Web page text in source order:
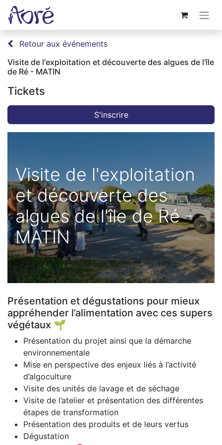
Retour aux événements
Visite de l'exploitation et découverte des algues de l'île
de Ré - MATIN
Tickets
S'inscrire
Visite de l'exploitation
et découverte des
algues de l'île de Ré -
MATIN
Présentation et dégustations pour mieux
appréhender l’alimentation avec ces supers
végétaux 🌱
Présentation du projet ainsi que la démarche
environnementale
Mise en perspective des enjeux liés à l’activité
d’algoculture
Visite des unités de lavage et de séchage
Visite de l’atelier et présentation des différentes
étapes de transformation
Présentation des produits et de leurs vertus
Dégustation